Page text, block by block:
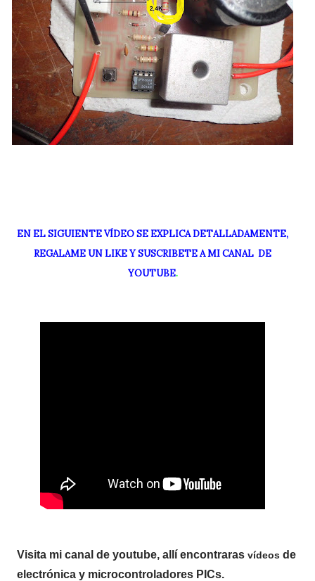
EN EL SIGUIENTE VÍDEO SE EXPLICA DETALLADAMENTE,
REGALAME UN LIKE Y SUSCRIBETE A MI CANAL DE
YOUTUBE.
Visita mi canal de youtube, allí encontraras vídeos de
electrónica y microcontroladores PICs.